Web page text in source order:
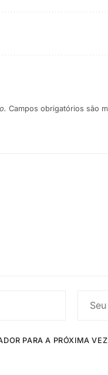
Campos obrigatórios são
PARA A PRÓXIMA